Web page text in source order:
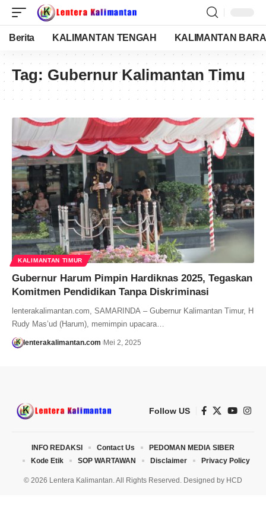
Berita KALIMANTAN TENGAH KALIMANTAN
Tag: Gubernur Kalimantan Timu
KALIMANTAN TIMUR
Gubernur Harum Pimpin Hardiknas 2025, Tegaskan
Komitmen Pendidikan Tanpa Diskriminasi
lenterakalimantan.com, SAMARINDA – Gubernur Kalimantan Timur, H
Rudy Mas’ud (Harum), memimpin upacara…
lenterakalimantan.com Mei 2, 2025
Follow US
© 2026 Lentera Kalimantan. All Rights Reserved. Designed by HCD
INFO REDAKSI Contact Us
PEDOMAN MEDIA SIBER
Kode Etik
SOP WARTAWAN Disclaimer Privacy Policy